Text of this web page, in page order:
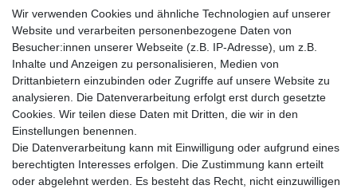
weitere Shops
traumlampen- Lampen und Kronleuchter
kinderwagencenter- Exklusive und günstige Kinderwagen
gastrogeraete24- alles für Gastronomie und Imbiss
soziale Medien
Facebook
sicher einkaufen
Wir verwenden Cookies und ähnliche Technologien auf unserer
Website und verarbeiten personenbezogene Daten von
Besucher:innen unserer Webseite (z.B. IP-Adresse), um z.B.
Inhalte und Anzeigen zu personalisieren, Medien von
Drittanbietern einzubinden oder Zugriffe auf unsere Website zu
analysieren. Die Datenverarbeitung erfolgt erst durch gesetzte
Cookies. Wir teilen diese Daten mit Dritten, die wir in den
Einstellungen benennen.
Die Datenverarbeitung kann mit Einwilligung oder aufgrund eines
berechtigten Interesses erfolgen. Die Zustimmung kann erteilt
oder abgelehnt werden. Es besteht das Recht, nicht einzuwilligen